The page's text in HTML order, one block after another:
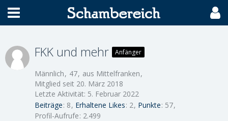
FKK und mehr Anfänger
Männlich 47 aus Mittelfranken
Mitglied seit 20. März 2018
Letzte Aktivität: 5. Februar 2022
Beiträge 8 Erhaltene Likes 2 Punkte 57
Profil-Aufrufe 2.499